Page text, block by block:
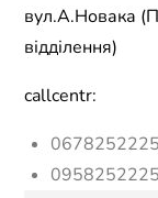
вул.А.Новака
відділення)
callcentr:
0678252225
0958252225